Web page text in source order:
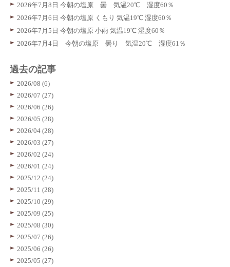
2026年7月8日 今朝の塩原 曇 気温20℃ 湿度60％
2026年7月6日 今朝の塩原 くもり 気温19℃ 湿度60％
2026年7月5日 今朝の塩原 小雨 気温19℃ 湿度60％
2026年7月4日 今朝の塩原 曇り 気温20℃ 湿度61％
過去の記事
2026/08 (6)
2026/07 (27)
2026/06 (26)
2026/05 (28)
2026/04 (28)
2026/03 (27)
2026/02 (24)
2026/01 (24)
2025/12 (24)
2025/11 (28)
2025/10 (29)
2025/09 (25)
2025/08 (30)
2025/07 (26)
2025/06 (26)
2025/05 (27)